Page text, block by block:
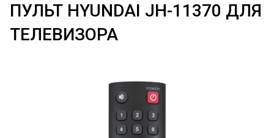
ПУЛЬТ HYUNDAI JH-11370 ДЛЯ
ТЕЛЕВИЗОРА